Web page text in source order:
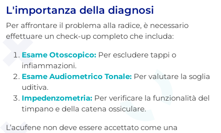
L'importanza della diagnosi
Per affrontare il problema alla radice, è necessario
effettuare un check-up completo che includa:
Esame Otoscopico: Per escludere tappi o
infiammazioni.
Esame Audiometrico Tonale: Per valutare la soglia
uditiva.
Impedenzometria: Per verificare la funzionalità del
timpano e della catena ossiculare.
L’acufene non deve essere accettato come una